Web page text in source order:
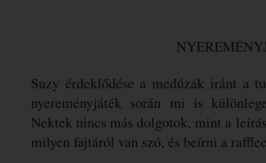
Suzy érdeklődése a medúzák iránt a
nyereményjáték során mi is
Nektek nincs más dolgotok, mint a
milyen fajtáról van szó, és beírni a